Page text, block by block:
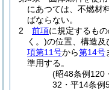
にあつては、不燃材
ばならない。
2
前項に規定するも
く。)の位置、構造及
項第11号から第14号
準用する。
(昭48条例120
32・平14条例